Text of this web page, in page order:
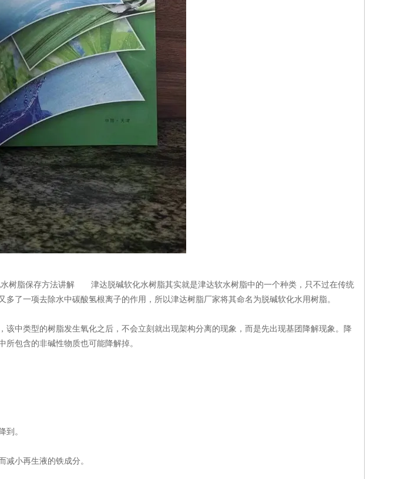
水树脂保存方法讲解 津达脱碱软化水树脂其实就是津达软水树脂中的一个种类，只不过在传统
了一项去除水中碳酸氢根离子的作用，所以津达树脂厂家将其命名为脱碱软化水用树脂。
中类型的树脂发生氧化之后，不会立刻就出现架构分离的现象，而是先出现基团降解现象。降
包含的非碱性物质也可能降解掉。
到。
减小再生液的铁成分。